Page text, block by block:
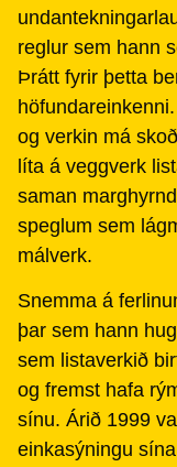
reglur sem hann
Þrátt fyrir þetta
og verkin má
líta á veggverk
saman
speglum sem
málverk.
Snemma á
þar sem hann
sem listaverkið
og fremst hafa
sínu. Árið 1999
einkasýningu